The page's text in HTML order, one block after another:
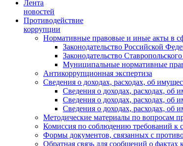
Лента
новостей
Противодействие
коррупции
Нормативные правовые и иные акты в
Законодательство Российской
Законодательство
Муниципальные нормативные
Антикоррупционная экспертиза
Сведения о доходах, расходах, об
Сведения о доходах, расходах, об
Сведения о доходах, расходах, об
Сведения о доходах, расходах, об
Методические материалы по вопросам
Комиссия по соблюдению требований к
Формы документов, связанных с
Обратная связь для сообщений о фактах